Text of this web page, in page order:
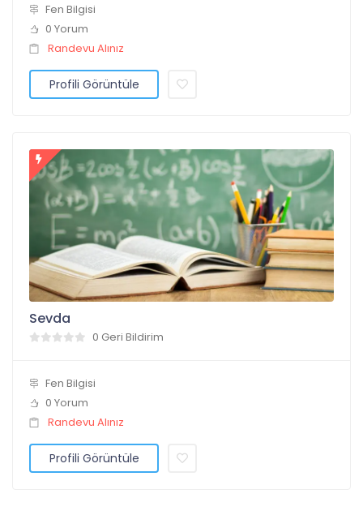
Fen Bilgisi
0 Yorum
Randevu Alınız
Profili Görüntüle
Sevda
0 Geri Bildirim
Fen Bilgisi
0 Yorum
Randevu Alınız
Profili Görüntüle